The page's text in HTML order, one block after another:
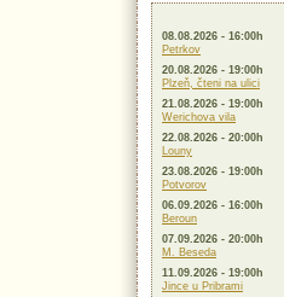
08.08.2026 - 16:00h
Petrkov
20.08.2026 - 19:00h
Plzeň, čteni na ulici
21.08.2026 - 19:00h
Werichova vila
22.08.2026 - 20:00h
Louny
23.08.2026 - 19:00h
Potvorov
06.09.2026 - 16:00h
Beroun
07.09.2026 - 20:00h
M. Beseda
11.09.2026 - 19:00h
Jince u Pribrami